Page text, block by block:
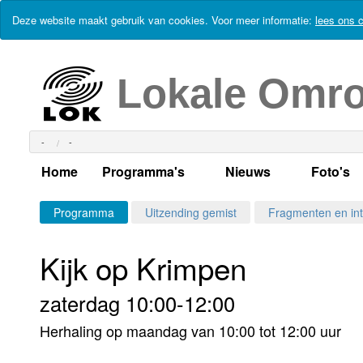
Deze website maakt gebruik van cookies. Voor meer informatie: lees ons
Lokale
- -
Home Programma's
Alle dagen
Per dag
Maandag
Alle programma's
Nieuws
Actueel Lokaal
Kabelkrant
Foto's
Programma Uitzending gemist Fragmenten en
Kijk op Krimpen
zaterdag 10:00-12:00
Herhaling op maandag van 10:00 tot 12:00 uur